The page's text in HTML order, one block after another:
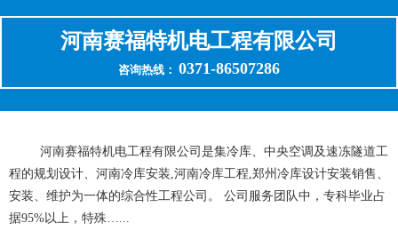
河南赛福特机电工程有限公司
咨询热线： 0371-86507286
河南赛福特机电工程有限公司是集冷库、中央空调及速冻隧道工
程的规划设计、河南冷库安装,河南冷库工程,郑州冷库设计安装销售、
安装、维护为一体的综合性工程公司。 公司服务团队中，专科毕业占
据95%以上，特殊…...